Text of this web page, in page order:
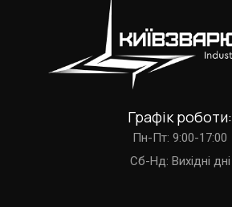
Графік роботи:
Пн-Пт: 9:00-17:00
Cб-Нд: Вихідні дні